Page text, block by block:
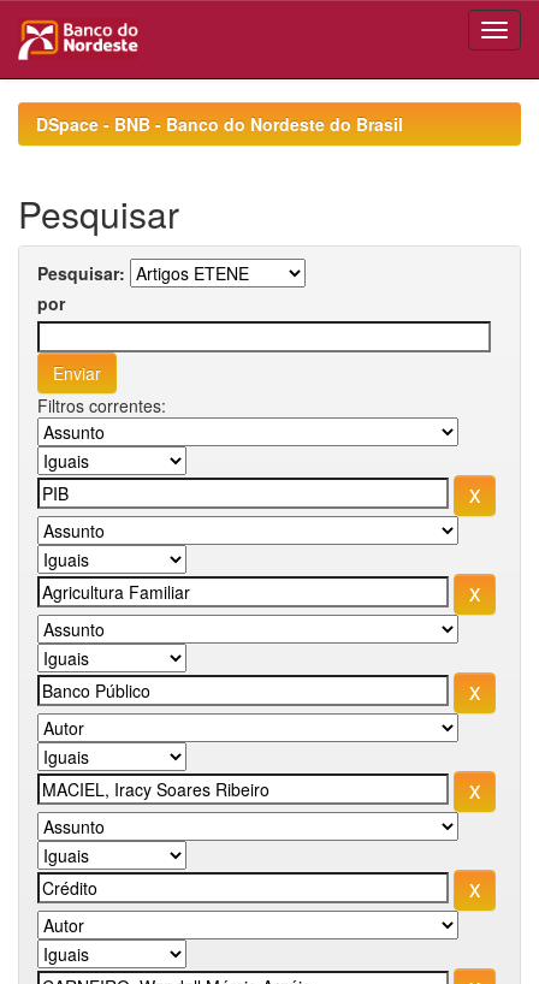
navigationDSpace - BNB - Banco do Nordeste do Brasil
Pesquisar
Pesquisar:
por
Filtros correntes: